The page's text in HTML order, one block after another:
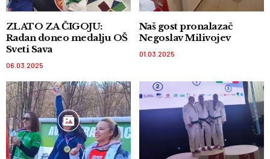
ZLATO ZA ČIGOJU:
Radan doneo medalju OŠ
Sveti Sava
06.03.2025
Naš gost pronalazač
Negoslav Milivojev
01.03.2025